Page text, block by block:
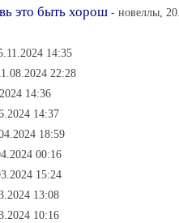
это быть хорош - новеллы,
14:35
22:28
14:36
14:37
18:59
00:16
15:24
13:08
10:16